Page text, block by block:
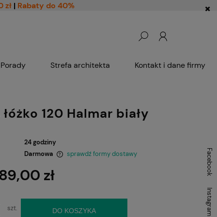
zł | Rabaty do 40%
Porady Strefa architekta Kontakt i dane firmy
łóżko 120 Halmar biały
24 godziny
Darmowa
kosztów
sprawdź formy dostawy
zł
szt. DO KOSZYKA
Facebook
Instagram